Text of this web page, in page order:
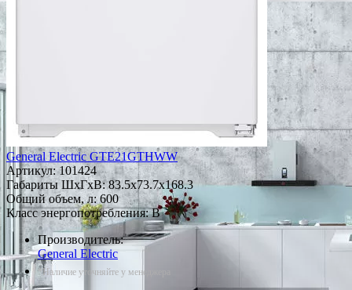
General Electric GTE21GTHWW
Артикул:101424
Габариты ШxГxВ: 83.5x73.7x168.3
Общий объем, л: 600
Класс энергопотребления: B
Производитель:
General Electric
*Наличие уточняйте у менеджера